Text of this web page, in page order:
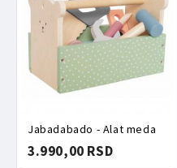
Jabadabado - Alat meda
3.990,00 RSD